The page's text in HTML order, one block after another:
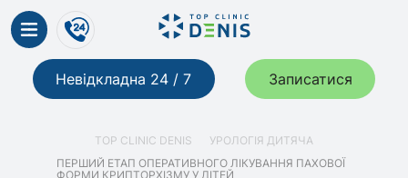
Невідкладна 24 / 7 Записатися
TOP CLINIC DENIS
УРОЛОГІЯ ДИТЯЧА
ПЕРШИЙ ЕТАП ОПЕРАТИВНОГО ЛІКУВАННЯ ПАХОВОЇ
ФОРМИ КРИПТОРХІЗМУ У ДІТЕЙ